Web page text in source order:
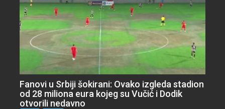
Fanovi u Srbiji šokirani: Ovako izgleda stadion
od 28 miliona eura kojeg su Vučić i Dodik
otvorili nedavno